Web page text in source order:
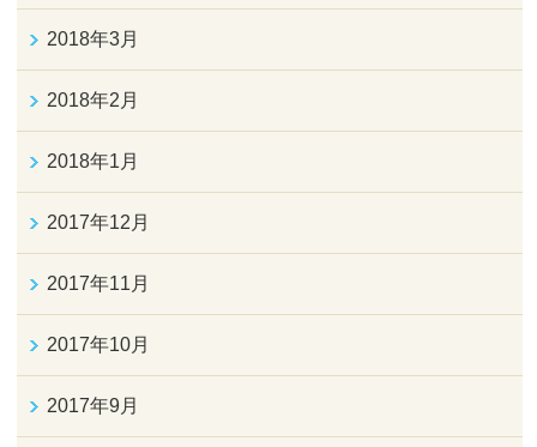
2018年3月
2018年2月
2018年1月
2017年12月
2017年11月
2017年10月
2017年9月